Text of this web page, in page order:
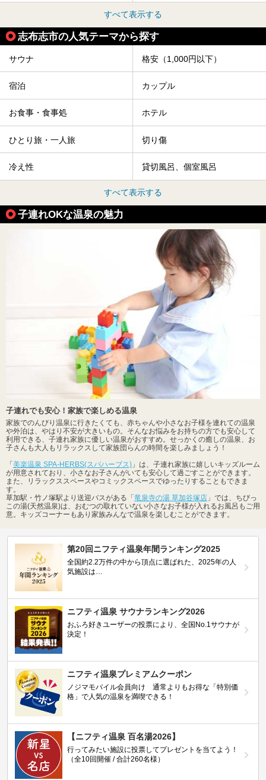
すべて表示する
志布志市の人気テーマから探す
サウナ 格安（1,000円以下）
宿泊 カップル
お食事・食事処 ホテル
ひとり旅・一人旅 切り傷
冷え性 貸切風呂、個室風呂
すべて表示する
子連れOKな温泉の魅力
子連れでも安心！家族で楽しめる温泉
家族でのんびり温泉に行きたくても、赤ちゃんや小さなお子様を連れての温泉
や外泊は、やはり不安が大きいもの。そんなお悩みをお持ちの方でも安心して
利用できる、子連れ家族に優しい温泉がおすすめ。せっかくの癒しの温泉、お
子さんも大人もリラックスして家族団らんの時間を楽しみましょう！
「美楽温泉 SPA-HERBS(スパハーブス) 」は、子連れ家族に嬉しいキッズルーム
が用意されており、小さなお子さんがいても安心して過ごすことができます。
また、リラックススペースやコミックスペースでゆったりすることもできま
す。
草加駅・竹ノ塚駅より送迎バスがある「竜泉寺の湯 草加谷塚店 」では、ちびっ
この湯(天然温泉)は、おむつの取れていない小さなお子様が入れるお風呂もご用
意。キッズコーナーもあり家族みんなで温泉を楽しむことができます。
第20回ニフティ温泉年間ランキング2025
全国約2.2万件の中から頂点に選ばれた、2025年の人
気施設は…
ニフティ温泉 サウナランキング2026
おふろ好きユーザーの投票により、全国No.1サウナが
決定！
ニフティ温泉プレミアムクーポン
ノジマモバイル会員向け 通常よりもお得な「特別価
格」で人気の温泉を満喫できる！
【ニフティ温泉 百名湯2026】
行ってみたい施設に投票してプレゼントを当てよう！
（全10回開催 / 合計260名様）